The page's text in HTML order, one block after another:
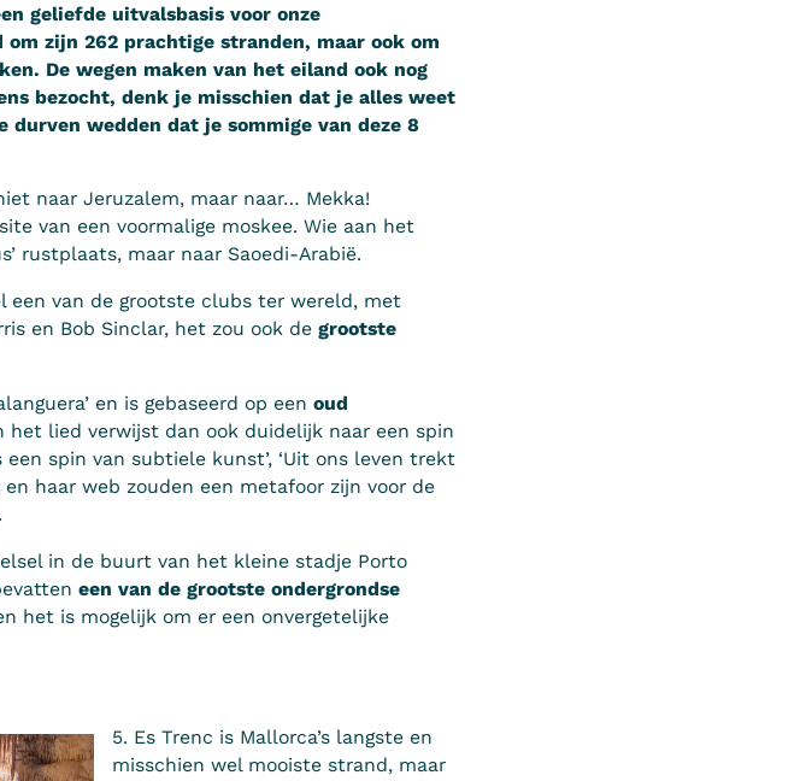
geliefde uitvalsbasis voor onze
zijn 262 prachtige stranden, maar ook om
De wegen maken van het eiland ook nog
bezocht, denk je misschien dat je alles weet
durven wedden dat je sommige van deze 8
naar Jeruzalem, maar naar… Mekka!
van een voormalige moskee. Wie aan het
rustplaats, maar naar Saoedi-Arabië.
een van de grootste clubs ter wereld, met
en Bob Sinclar, het zou ook de grootste
en is gebaseerd op een oud
het lied verwijst dan ook duidelijk naar een spin
spin van subtiele kunst’, ‘Uit ons leven trekt
en haar web zouden een metafoor zijn voor de
in de buurt van het kleine stadje Porto
een van de grootste ondergrondse
het is mogelijk om er een onvergetelijke
5. Es Trenc is Mallorca’s langste en
misschien wel mooiste strand, maar